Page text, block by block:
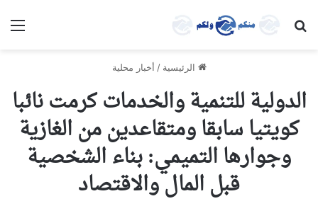
بحث عن
الرئيسية / أخبار محلية
الدولية للتنمية والخدمات كرمت نائبا
كويتيا سابقا ومتقاعدين من الغازية
وجوارها التميمي: بناء الشخصية
قبل المال والاقتصاد